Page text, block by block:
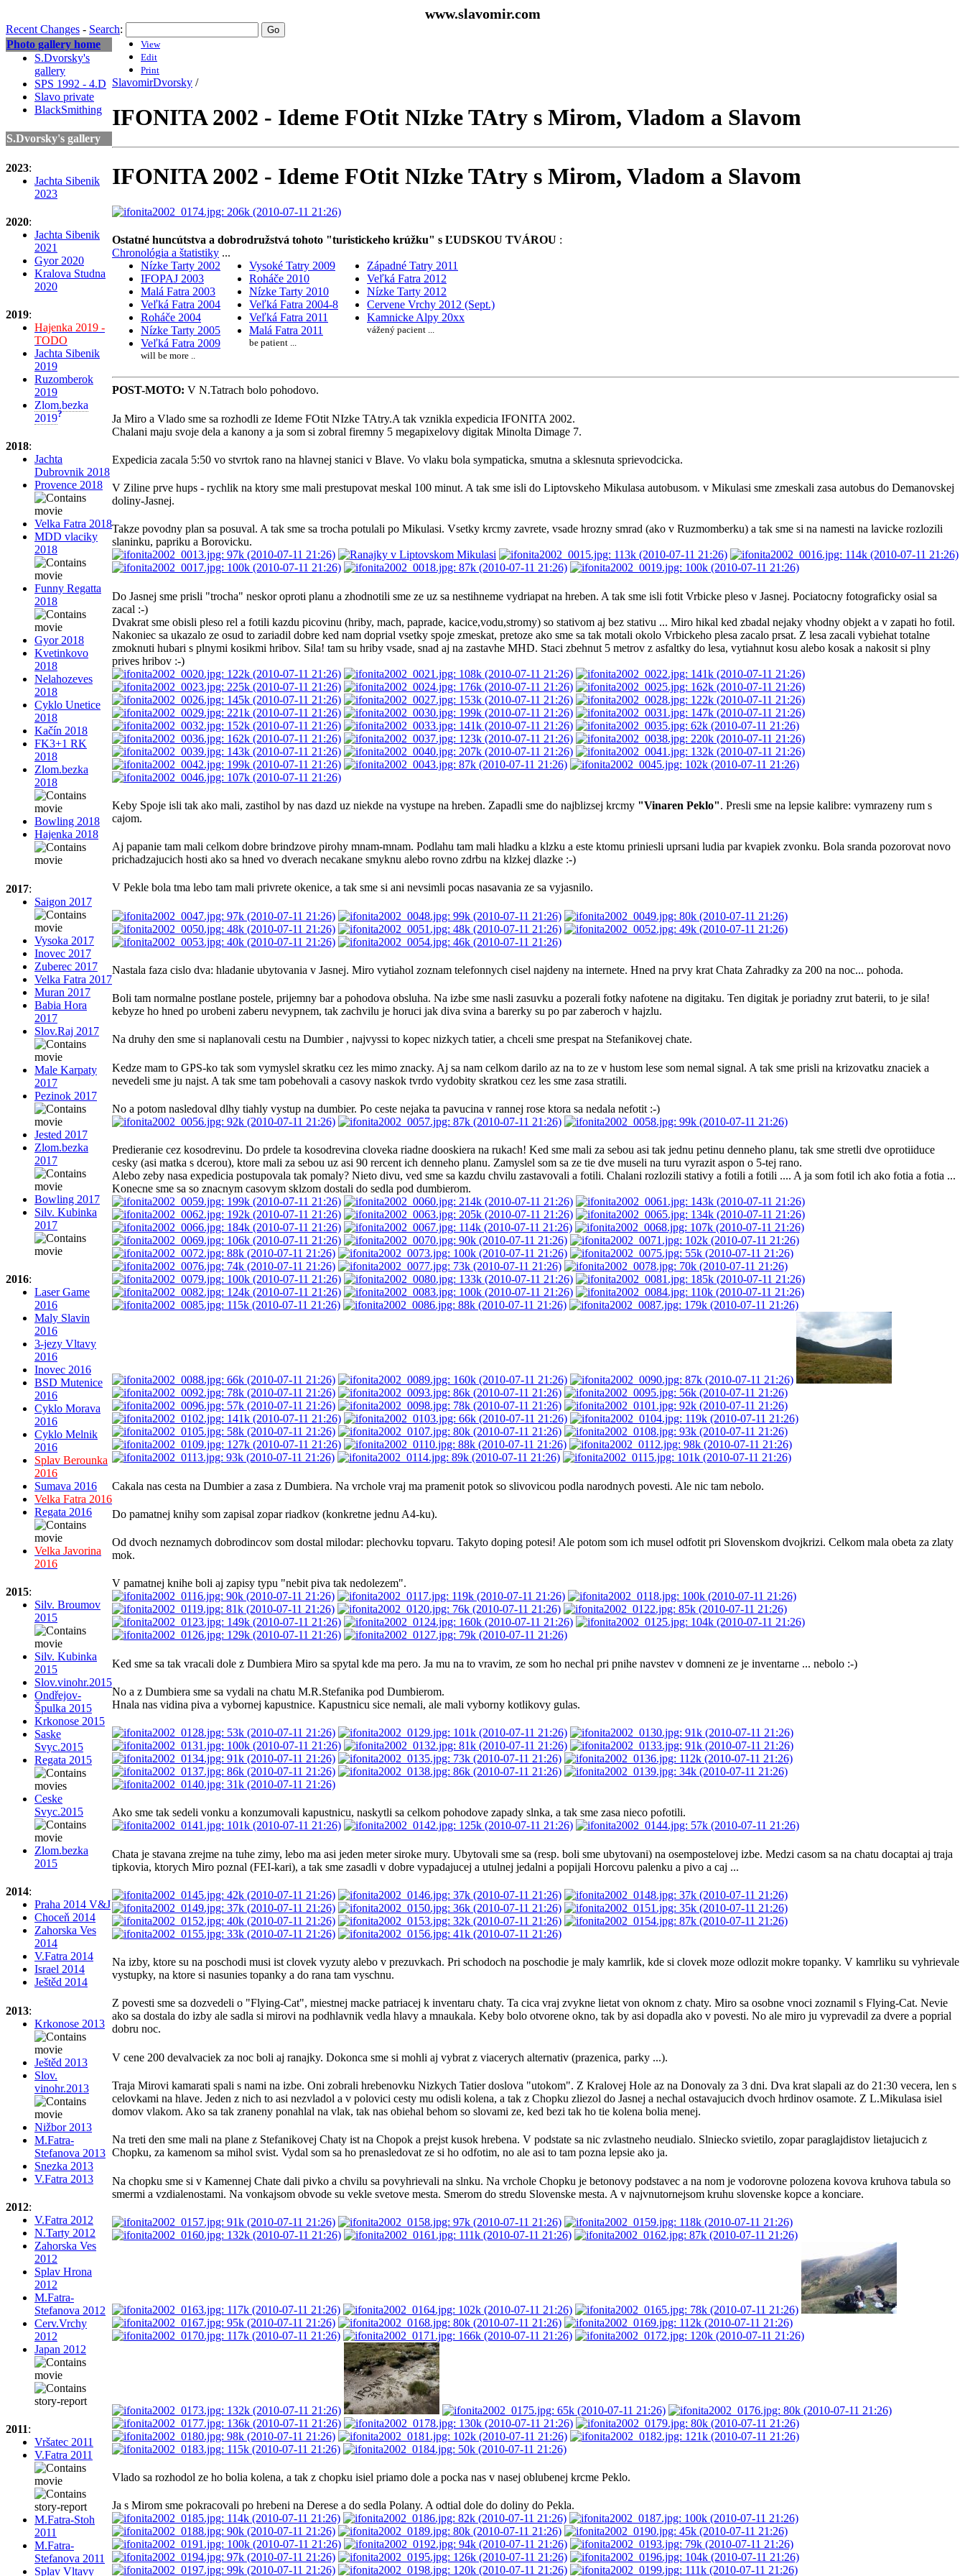
www.slavomir.com
Recent Changes - Search:
Photo gallery home
S.Dvorsky's
gallery
SPS 1992 - 4.D
Slavo private
BlackSmithing
S.Dvorsky's gallery
2023:
Jachta Sibenik
2023
2020:
Jachta Sibenik
2021
Gyor 2020
Kralova Studna
2020
2019:
Hajenka 2019 -
TODO
Jachta Sibenik
2019
Ruzomberok
2019
Zlom.bezka
2019?
2018:
Jachta
Dubrovnik 2018
Provence 2018
Velka Fatra 2018
MDD vlaciky
2018
Funny Regatta
2018
Gyor 2018
Kvetinkovo
2018
Nelahozeves
2018
Cyklo Unetice
2018
Kačín 2018
FK3+1 RK
2018
Zlom.bezka
2018
Bowling 2018
Hajenka 2018
2017:
Saigon 2017
Vysoka 2017
Inovec 2017
Zuberec 2017
Velka Fatra 2017
Muran 2017
Babia Hora
2017
Slov.Raj 2017
Male Karpaty
2017
Pezinok 2017
Jested 2017
Zlom.bezka
2017
Bowling 2017
Silv. Kubinka
2017
2016:
Laser Game
2016
Maly Slavin
2016
3-jezy Vltavy
2016
Inovec 2016
BSD Mutenice
2016
Cyklo Morava
2016
Cyklo Melnik
2016
Splav Berounka
2016
Sumava 2016
Velka Fatra 2016
Regata 2016
Velka Javorina
2016
2015:
Silv. Broumov
2015
Silv. Kubinka
2015
Slov.vinohr.2015
Ondřejov-
Špulka 2015
Krkonose 2015
Saske
Svyc.2015
Regata 2015
Ceske
Svyc.2015
Zlom.bezka
2015
2014:
Praha 2014 V&J
Choceň 2014
Zahorska Ves
2014
V.Fatra 2014
Israel 2014
Ještěd 2014
2013:
Krkonose 2013
Ještěd 2013
Slov.
vinohr.2013
Nižbor 2013
M.Fatra-
Stefanova 2013
Snezka 2013
V.Fatra 2013
2012:
V.Fatra 2012
N.Tarty 2012
Zahorska Ves
2012
Splav Hrona
2012
M.Fatra-
Stefanova 2012
Cerv.Vrchy
2012
Japan 2012
2011:
Vršatec 2011
V.Fatra 2011
M.Fatra-Stoh
2011
M.Fatra-
Stefanova 2011
Splav Vltavy
View
Edit
Print
SlavomirDvorsky /
IFONITA 2002 - Ideme FOtit NIzke TAtry s Mirom, Vladom a Slavom
IFONITA 2002 - Ideme FOtit NIzke TAtry s Mirom, Vladom a Slavom
Ostatné huncútstva a dobrodružstvá tohoto "turistickeho krúžku" s ĽUDSKOU TVÁROU :
Chronológia a štatistiky ...
Nízke Tarty 2002
IFOPAJ 2003
Malá Fatra 2003
Veľká Fatra 2004
Roháče 2004
Nízke Tarty 2005
Veľká Fatra 2009
will be more ..
Vysoké Tatry 2009
Roháče 2010
Nízke Tarty 2010
Veľká Fatra 2004-8
Veľká Fatra 2011
Malá Fatra 2011
be patient ...
Západné Tatry 2011
Veľká Fatra 2012
Nízke Tarty 2012
Cervene Vrchy 2012 (Sept.)
Kamnicke Alpy 20xx
vážený pacient ...
POST-MOTO: V N.Tatrach bolo pohodovo.
Ja Miro a Vlado sme sa rozhodli ze Ideme FOtit NIzke TAtry.A tak vznikla expedicia IFONITA 2002.
Chalani maju svoje dela a kanony a ja som si zobral firemny 5 megapixelovy digitak Minolta Dimage 7.
Expedicia zacala 5:50 vo stvrtok rano na hlavnej stanici v Blave. Vo vlaku bola sympaticka, smutna a sklesnuta sprievodcicka.
V Ziline prve hups - rychlik na ktory sme mali prestupovat meskal 100 minut. A tak sme isli do Liptovskeho Mikulasa autobusom. v Mikulasi sme zmeskali zasa autobus do Demanovskej
doliny-Jasnej.
Takze povodny plan sa posuval. A tak sme sa trocha potulali po Mikulasi. Vsetky krcmy zavrete, vsade hrozny smrad (ako v Ruzmomberku) a tak sme si na namesti na lavicke rozlozili
slaninku, papriku a Borovicku.
Do Jasnej sme prisli "trocha" neskor oproti planu a zhodnotili sme ze uz sa nestihneme vydriapat na hreben. A tak sme isli fotit Vrbicke pleso v Jasnej. Pociatocny fotograficky osial sa
zacal :-)
Dvakrat sme obisli pleso rel a fotili kazdu picovinu (hriby, mach, paprade, kacice,vodu,stromy) so stativom aj bez stativu ... Miro hikal ked zbadal nejaky vhodny objekt a v zapati ho fotil.
Nakoniec sa ukazalo ze osud to zariadil dobre ked nam doprial vsetky spoje zmeskat, pretoze ako sme sa tak motali okolo Vrbickeho plesa zacalo prsat. Z lesa zacali vybiehat totalne
zmoknuti hubari s plnymi kosikmi hribov. Sila! tam su hriby vsade, snad aj na zastavhe MHD. Staci zbehnut 5 metrov z asfaltky do lesa, vytiahnut kosu alebo kosak a nakosit si plny
prives hribov :-)
Keby Spoje isli tak ako mali, zastihol by nas dazd uz niekde na vystupe na hreben. Zapadli sme do najblizsej krcmy "Vinaren Peklo". Presli sme na lepsie kalibre: vymrazeny rum s
cajom.
Aj papanie tam mali celkom dobre brindzove pirohy mnam-mnam. Podlahu tam mali hladku a klzku a este ktomu priniesli uprsani ludia par kvapiek zvonku. Bola sranda pozorovat novo
prichadzajucich hosti ako sa hned vo dverach necakane smyknu alebo rovno zdrbu na klzkej dlazke :-)
V Pekle bola tma lebo tam mali privrete okenice, a tak sme si ani nevsimli pocas nasavania ze sa vyjasnilo.
Nastala faza cislo dva: hladanie ubytovania v Jasnej. Miro vytiahol zoznam telefonnych cisel najdeny na internete. Hned na prvy krat Chata Zahradky za 200 na noc... pohoda.
Boli tam normalne postlane postele, prijemny bar a pohodova obsluha. Na izbe sme nasli zasuvku a pozerali fotky nafotene na digitaku. Ten digitak je poriadny zrut baterii, to je sila!
kebyze ho hned po urobeni zaberu nevypnem, tak zachvilu je horuci jak diva svina a barerky su po par zaberoch v hajzlu.
Na druhy den sme si naplanovali cestu na Dumbier , najvyssi to kopec nizkych tatier, a chceli sme prespat na Stefanikovej chate.
Kedze mam to GPS-ko tak som vymyslel skratku cez les mimo znacky. Aj sa nam celkom darilo az na to ze v hustom lese som nemal signal. A tak sme prisli na krizovatku znaciek a
nevedeli sme ju najst. A tak sme tam pobehovali a casovy naskok tvrdo vydobity skratkou cez les sme zasa stratili.
No a potom nasledoval dlhy tiahly vystup na dumbier. Po ceste nejaka ta pavucina v rannej rose ktora sa nedala nefotit :-)
Predieranie cez kosodrevinu. Do prdele ta kosodrevina cloveka riadne dooskiera na rukach! Ked sme mali za sebou asi tak jednu petinu denneho planu, tak sme stretli dve oprotiiduce
cesky (asi matka s dcerou), ktore mali za sebou uz asi 90 rercent ich denneho planu. Zamyslel som sa ze tie dve museli na turu vyrazit aspon o 5-tej rano.
Alebo zeby nasa expedicia postupovala tak pomaly? Nieto divu, ved sme sa kazdu chvilu zastavovali a fotili. Chalani rozlozili stativy a fotili a fotili .... A ja som fotil ich ako fotia a fotia ...
Konecne sme sa so znacnym casovym sklzom dostali do sedla pod dumbierom.
Cakala nas cesta na Dumbier a zasa z Dumbiera. Na vrchole vraj ma pramenit potok so slivovicou podla narodnych povesti. Ale nic tam nebolo.
Do pamatnej knihy som zapisal zopar riadkov (konkretne jednu A4-ku).
Od dvoch neznamych dobrodincov som dostal milodar: plechovku topvaru. Takyto doping potesi! Ale potom som ich musel odfotit pri Slovenskom dvojkrizi. Celkom mala obeta za zlaty
mok.
V pamatnej knihe boli aj zapisy typu "nebit piva tak nedolezem".
Ked sme sa tak vracali dole z Dumbiera Miro sa spytal kde ma pero. Ja mu na to vravim, ze som ho nechal pri pnihe navstev v domneni ze je inventarne ... nebolo :-)
No a z Dumbiera sme sa vydali na chatu M.R.Stefanika pod Dumbierom.
Hnala nas vidina piva a vybornej kapustnice. Kapustnicu sice nemali, ale mali vyborny kotlikovy gulas.
Ako sme tak sedeli vonku a konzumovali kapustnicu, naskytli sa celkom pohodove zapady slnka, a tak sme zasa nieco pofotili.
Chata je stavana zrejme na tuhe zimy, lebo ma asi jeden meter siroke mury. Ubytovali sme sa (resp. boli sme ubytovani) na osempostelovej izbe. Medzi casom sa na chatu docaptai aj traja
tipkovia, ktorych Miro poznal (FEI-kari), a tak sme zasadli v dobre vypadajucej a utulnej jedalni a popijali Horcovu palenku a pivo a caj ...
Na izby, ktore su na poschodi musi ist clovek vyzuty alebo v prezuvkach. Pri schodoch na poschodie je maly kamrlik, kde si clovek moze odlozit mokre topanky. V kamrliku su vyhrievale
vystupky, na ktore si nasunies topanky a do rana tam vyschnu.
Z povesti sme sa dozvedeli o "Flying-Cat", miestnej macke patriacej k inventaru chaty. Ta cica vraj zvykne lietat von oknom z chaty. Miro sa osobne vnoci zoznamil s Flying-Cat. Nevie
ako sa dostala do izby ale sadla si mirovi na podhlavnik vedla hlavy a mnaukala. Keby bolo otvorene okno, tak by asi dopadla ako v povesti. No ale miro ju vyprevadil za dvere a poprial
dobru noc.
V cene 200 devalvaciek za noc boli aj ranajky. Dokonca sme si mohli aj vybrat z viacerych alternativ (prazenica, parky ...).
Traja Mirovi kamarati spali s nami na izbe. Oni zobrali hrebenovku Nizkych Tatier doslova "utokom". Z Kralovej Hole az na Donovaly za 3 dni. Dva krat slapali az do 21:30 vecera, len s
celovkami na hlave. Jeden z nich to asi nezvladol a v polovici cesty mu odisli kolena, a tak z Chopku zliezol do Jasnej a nechal ostavajucich dvoch hrdinov osamote. Z L.Mikulasa isiel
domov vlakom. Ako sa tak zraneny ponahlal na vlak, tak nas obiehal behom so slovami ze, ked bezi tak ho tie kolena bolia menej.
Na treti den sme mali na plane z Stefanikovej Chaty ist na Chopok a prejst kusok hrebena. V podstate sa nic zvlastneho neudialo. Slniecko svietilo, zopar paraglajdistov lietajucich z
Chopku, za kamenom sa mihol svist. Vydal som sa ho prenasledovat ze si ho odfotim, no ale asi to tam pozna lepsie ako ja.
Na chopku sme si v Kamennej Chate dali pivko a chvilu sa povyhrievali na slnku. Na vrchole Chopku je betonovy podstavec a na nom je vodorovne polozena kovova kruhova tabula so
smermi a vzdialenostami. Na vonkajsom obvode su vekle svetove mesta. Smerom do stredu Slovenske mesta. A v najvnutornejsom kruhu slovenske kopce a konciare.
Vlado sa rozhodol ze ho bolia kolena, a tak z chopku isiel priamo dole a pocka nas v nasej oblubenej krcme Peklo.
Ja s Mirom sme pokracovali po hrebeni na Derese a do sedla Polany. A odtial dole do doliny do Pekla.